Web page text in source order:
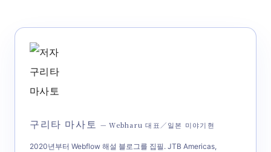
구리타 마사토 — Webharu 대표／일본 미야기현
2020년부터 Webflow 해설 블로그를 집필. JTB Americas,